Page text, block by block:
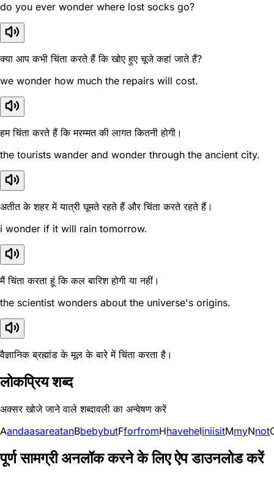
do you ever wonder where lost socks go?
क्या आप कभी चिंता करते हैं कि खोए हुए चूजे कहां जाते हैं?
we wonder how much the repairs will cost.
हम चिंता करते हैं कि मरम्मत की लागत कितनी होगी।
the tourists wander and wonder through the ancient city.
अतीत के शहर में यात्री घूमते रहते हैं और चिंता करते रहते हैं।
i wonder if it will rain tomorrow.
मैं चिंता करता हूं कि कल बारिश होगी या नहीं।
the scientist wonders about the universe's origins.
वैज्ञानिक ब्रह्मांड के मूल के बारे में चिंता करता है।
लोकप्रिय शब्द
अक्सर खोजे जाने वाले शब्दावली का अन्वेषण करें
AandaasareatanBbebybutFforfromHhaveheIiniisitMmyNnot
पूर्ण सामग्री अनलॉक करने के लिए ऐप डाउनलोड करें